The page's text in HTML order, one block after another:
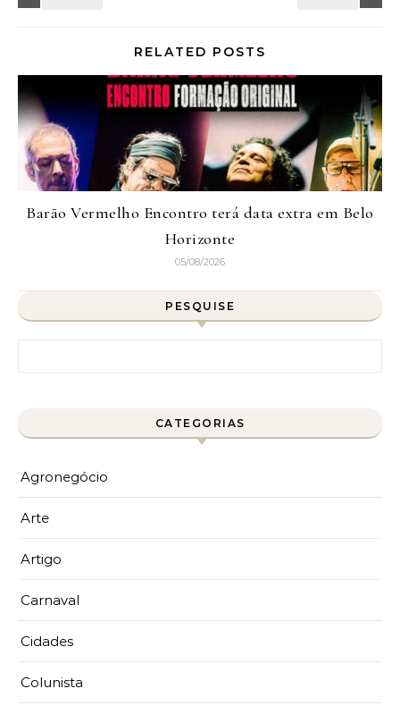
RELATED POSTS
Barão Vermelho Encontro terá data extra em Belo
Horizonte
05/08/2026
PESQUISE
CATEGORIAS
Agronegócio
Arte
Artigo
Carnaval
Cidades
Colunista